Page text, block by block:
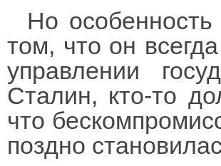
Но особенность
том, что он
управлении
Сталин, кто-то
что
поздно